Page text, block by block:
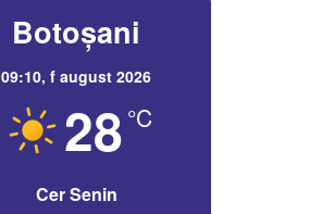
Botoșani
09:10,f august 2026
28 °C
Cer Senin